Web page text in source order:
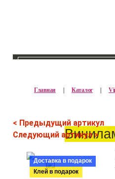
Главная Каталог
< Предыдущий артикул
Следующий артикул >
Доставка в подарок
Клей в подарок